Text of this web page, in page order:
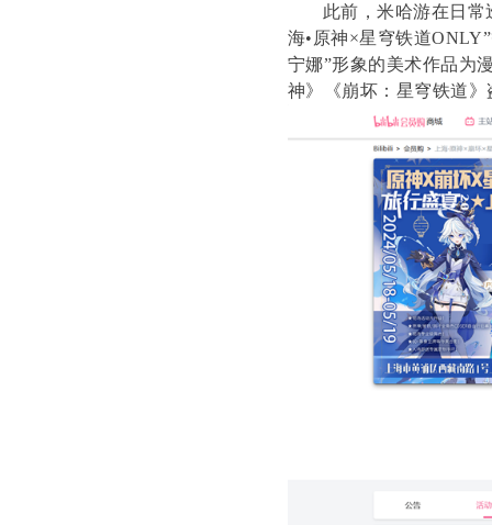
此前，米哈游在日
海•原神×星穹铁道
宁娜”形象的美术作品为
神》《崩坏：星穹铁道